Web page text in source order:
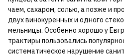
чаем, сахаром, солью, а позже и
двух винокуренных и одного
мельницы. Особенно хорошо у
трактиры пользовались
систематическое нарушение